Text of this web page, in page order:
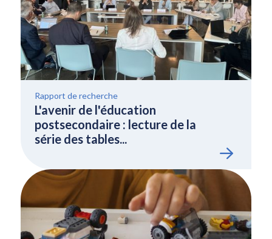
Rapport de recherche
L'avenir de l'éducation
postsecondaire : lecture de la
série des tables...